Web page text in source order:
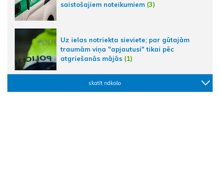
saistošajiem noteikumiem (3)
Uz ielas notriekta sieviete; par gūtajām
traumām viņa "apjautusi" tikai pēc
atgriešanās mājās (1)
skatīt nākošo